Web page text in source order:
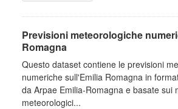
Previsioni meteorologiche
Romagna
Questo dataset contiene le previsioni
numeriche sull'Emilia Romagna in
da Arpae Emilia-Romagna e basate sui
meteorologici...